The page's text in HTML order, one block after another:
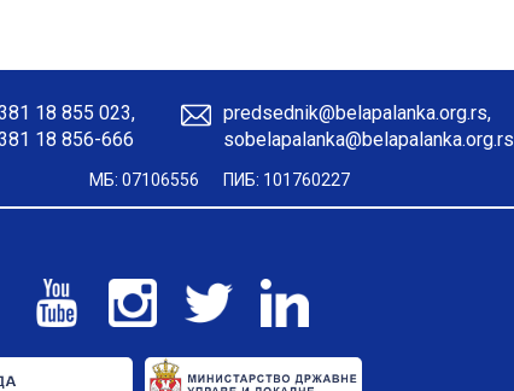
18 855 023,
18 856-666
predsednik@belapalanka.org.rs,
sobelapalanka@belapalanka.org.rs
МБ: 07106556 ПИБ: 101760227